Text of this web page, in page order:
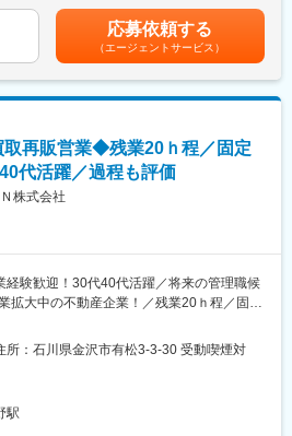
です。
は同様のため、６時間勤務でも年収1,000万
躍できる理由：
では計画性を重視した営業活動を行ってい
あることを前提に役割設計を行い、成果
務でも重要な提案を任され、正当に評価
ます。
に大切な土地を任せられないため、まずは
、今後への悩みについて、話を「聞く」こ
。
める業務
ール、コストの管理
ち会い、必要書類の作成
を徹底し、トラブル防止や円滑な現場運営
住宅・店舗リフォーム、増改築、内外装工
い案件に対応します。
のＬＩＸＩＬリフォームショップアントー
宅や店舗の完成まで一貫して携わり、達成
は固定残業代となります。固定残業代は時
わらず、３０～４０時間分を支給（時間数
行能力などを考慮し、個人ごとに決
給されます。賃金はあくまでも目安の金額
上下する可能性があります。月給(月額)は固
応募依頼する
（エージェントサービス）
取再販営業◆残業20ｈ程／固定
代活躍／過程も評価
株式会社
経験歓迎！30代40代活躍／将来の管理職候
拡大中の不動産企業！／残業20ｈ程／固定
売買・買取再販・リフォームなど住まいに
を提供する当社にて、買取再販営業をお任
所：石川県金沢市有松3-3-30 受動喫煙対
駅